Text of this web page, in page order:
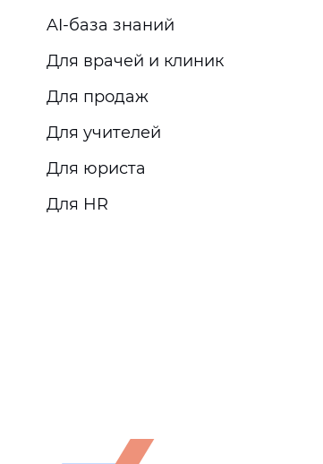
AI-база знаний
Для врачей и клиник
Для продаж
Для учителей
Для юриста
Для HR